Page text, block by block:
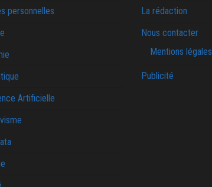
personnelles
Artificielle
La rédaction
Nous contacter
Mentions légales
Publicité